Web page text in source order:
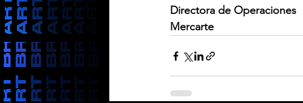
Directora de Operaciones
Mercarte